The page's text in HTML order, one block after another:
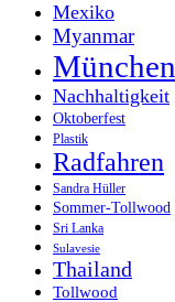
Mexiko
Myanmar
München
Nachhaltigkeit
Oktoberfest
Plastik
Radfahren
Sandra Hüller
Sommer-Tollwood
Sri Lanka
Sulavesie
Thailand
Tollwood